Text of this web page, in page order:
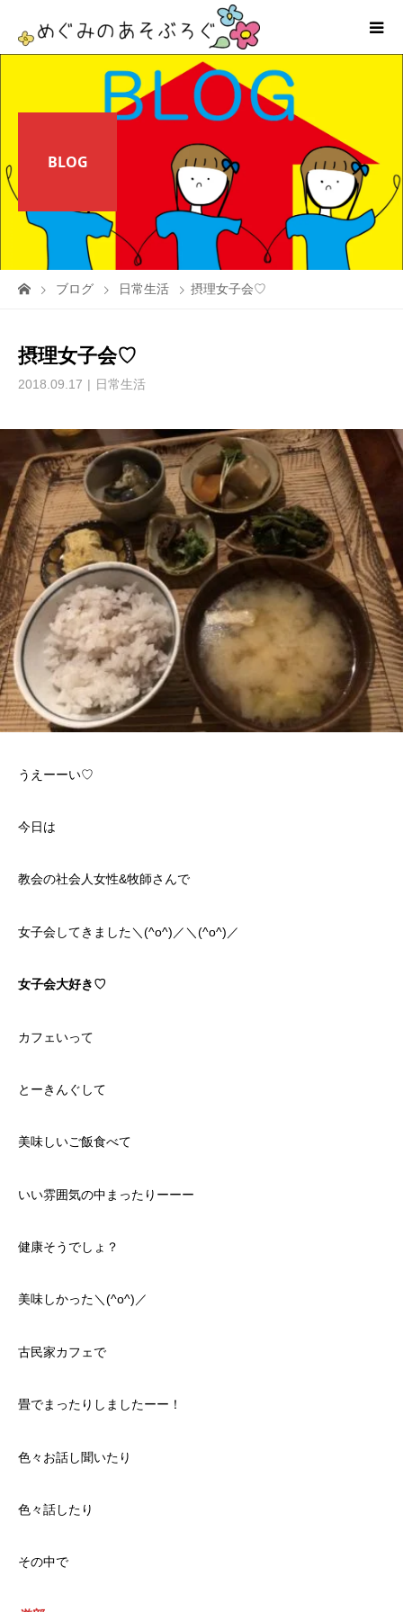
BLOG
ブログ 日常生活 摂理女子会♡
摂理女子会♡
2018.09.17 日常生活
うえーーい♡
今日は
教会の社会人女性&牧師さんで
女子会してきました＼(^o^)／＼(^o^)／
女子会大好き♡
カフェいって
とーきんぐして
美味しいご飯食べて
いい雰囲気の中まったりーーー
健康そうでしょ？
美味しかった＼(^o^)／
古民家カフェで
畳でまったりしましたーー！
色々お話し聞いたり
色々話したり
その中で